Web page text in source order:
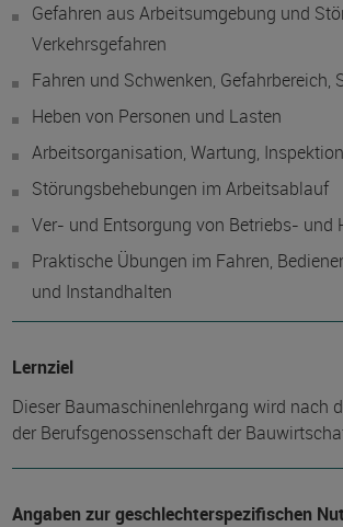
Gefahren aus Arbeitsumgebung und
Verkehrsgefahren
Fahren und Schwenken, Gefahrbereich,
Heben von Personen und Lasten
Arbeitsorganisation, Wartung,
Störungsbehebungen im Arbeitsablauf
Ver- und Entsorgung von Betriebs- und
Praktische Übungen im Fahren,
und Instandhalten
Lernziel
Dieser Baumaschinenlehrgang wird nach
der Berufsgenossenschaft der
Angaben zur geschlechterspezifischen